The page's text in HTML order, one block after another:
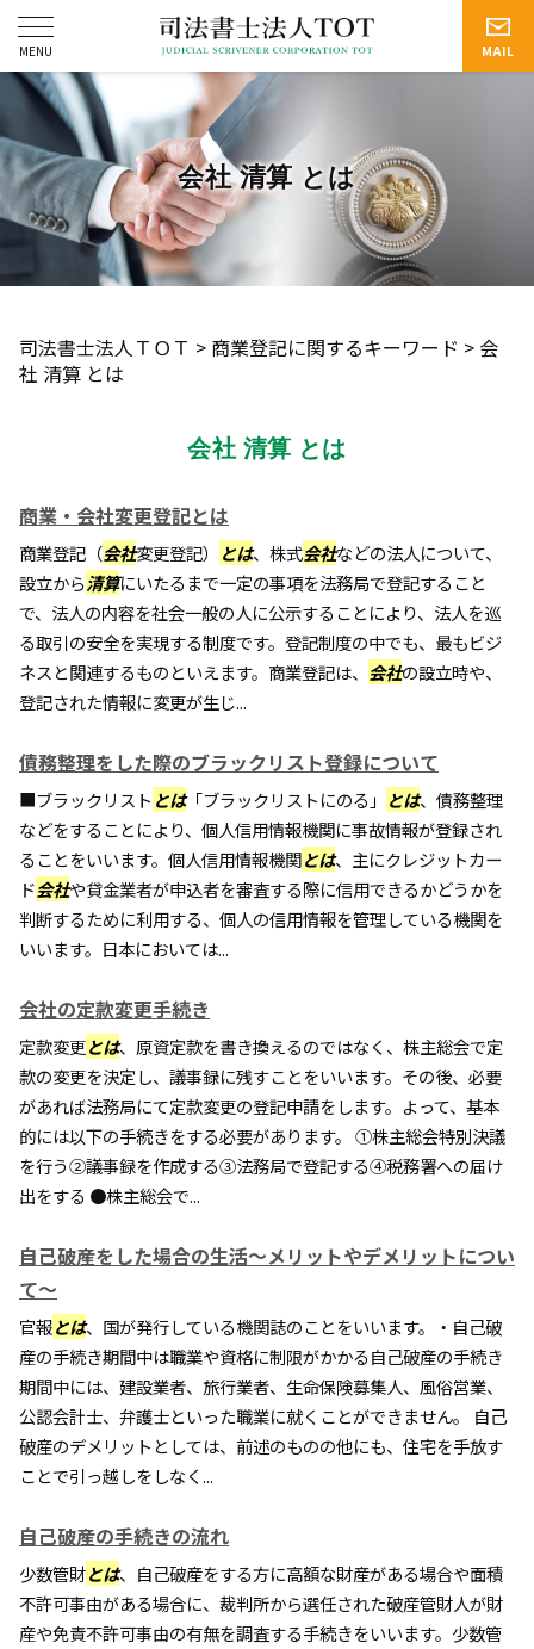
会社 清算 とは
司法書士法人ＴＯＴ > 商業登記に関するキーワード > 会
社 清算 とは
会社 清算 とは
商業・会社変更登記とは
商業登記（会社変更登記） とは、株式会社などの法人について、
設立から清算にいたるまで一定の事項を法務局で登記すること
で、法人の内容を社会一般の人に公示することにより、法人を巡
る取引の安全を実現する制度です。登記制度の中でも、最もビジ
ネスと関連するものといえます。商業登記は、 会社の設立時や、
登記された情報に変更が生じ...
債務整理をした際のブラックリスト登録について
■ブラックリスト とは「ブラックリストにのる」 とは、債務整理
などをすることにより、個人信用情報機関に事故情報が登録され
ることをいいます。個人信用情報機関とは、主にクレジットカー
ド会社や貸金業者が申込者を審査する際に信用できるかどうかを
判断するために利用する、個人の信用情報を管理している機関を
いいます。日本においては...
会社の定款変更手続き
定款変更とは、原資定款を書き換えるのではなく、株主総会で定
款の変更を決定し、議事録に残すことをいいます。その後、必要
があれば法務局にて定款変更の登記申請をします。よって、基本
的には以下の手続きをする必要があります。 ①株主総会特別決議
を行う②議事録を作成する③法務局で登記する④税務署への届け
出をする ●株主総会で...
自己破産をした場合の生活～メリットやデメリットについ
て～
官報とは、国が発行している機関誌のことをいいます。・自己破
産の手続き期間中は職業や資格に制限がかかる自己破産の手続き
期間中には、建設業者、旅行業者、生命保険募集人、風俗営業、
公認会計士、弁護士といった職業に就くことができません。 自己
破産のデメリットとしては、前述のものの他にも、住宅を手放す
ことで引っ越しをしなく...
自己破産の手続きの流れ
少数管財とは、自己破産をする方に高額な財産がある場合や面積
不許可事由がある場合に、裁判所から選任された破産管財人が財
産や免責不許可事由の有無を調査する手続きをいいます。少数管